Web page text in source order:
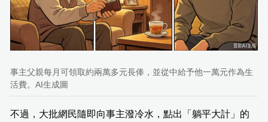
事主父親每月可領取約兩萬多元長俸，並從中給予他一萬元作為生
活費。AI生成圖
不過，大批網民隨即向事主潑冷水，點出「躺平大計」的